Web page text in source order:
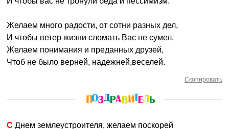
Желаем много радости, от сотни разных дел,
И чтобы ветер жизни сломать Вас не сумел,
Желаем понимания и преданных друзей,
Чтоб не было верней, надежней,веселей.
Скопировать
С Днем землеустроителя, желаем поскорей